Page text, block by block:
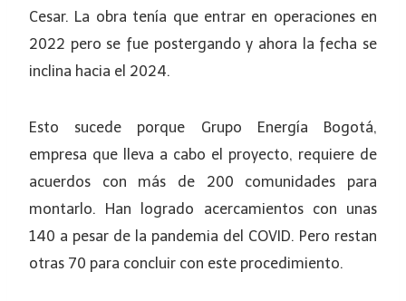
Cesar. La obra tenía que entrar en operaciones en
2022 pero se fue postergando y ahora la fecha se
inclina hacia el 2024.
Esto sucede porque Grupo Energía Bogotá,
empresa que lleva a cabo el proyecto, requiere de
acuerdos con más de 200 comunidades para
montarlo. Han logrado acercamientos con unas
140 a pesar de la pandemia del COVID. Pero restan
otras 70 para concluir con este procedimiento.